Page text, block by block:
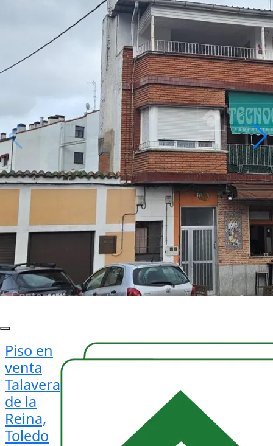
Piso en
venta
Talavera
de la
Reina,
Toledo